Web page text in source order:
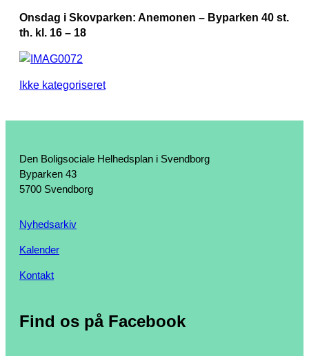
Onsdag i Skovparken: Anemonen – Byparken 40 st.
th. kl. 16 – 18
Ikke kategoriseret
Den Boligsociale Helhedsplan i Svendborg
Byparken 43
5700 Svendborg
Nyhedsarkiv
Kalender
Kontakt
Find os på Facebook